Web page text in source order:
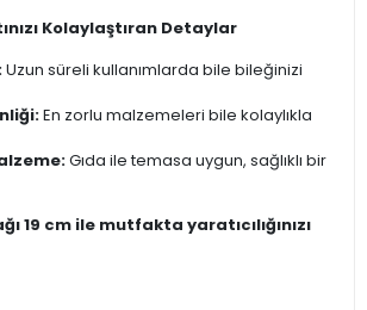
Kolaylaştıran Detaylar
Uzun süreli kullanımlarda bile bileğinizi
En zorlu malzemeleri bile kolaylıkla
Gıda ile temasa uygun, sağlıklı bir
19 cm ile mutfakta yaratıcılığınızı